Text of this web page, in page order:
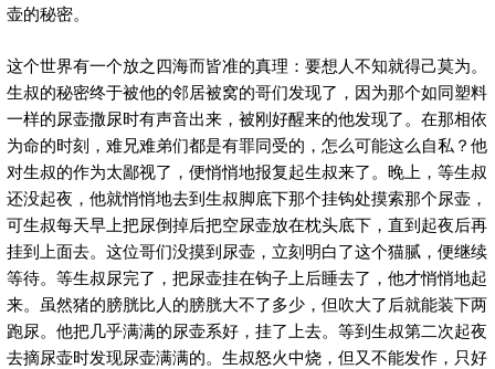
壶的秘密。
这个世界有一个放之四海而皆准的真理：要想人不知就得己莫为。
生叔的秘密终于被他的邻居被窝的哥们发现了，因为那个如同塑料
一样的尿壶撒尿时有声音出来，被刚好醒来的他发现了。在那相依
为命的时刻，难兄难弟们都是有罪同受的，怎么可能这么自私？他
对生叔的作为太鄙视了，便悄悄地报复起生叔来了。晚上，等生叔
还没起夜，他就悄悄地去到生叔脚底下那个挂钩处摸索那个尿壶，
可生叔每天早上把尿倒掉后把空尿壶放在枕头底下，直到起夜后再
挂到上面去。这位哥们没摸到尿壶，立刻明白了这个猫腻，便继续
等待。等生叔尿完了，把尿壶挂在钩子上后睡去了，他才悄悄地起
来。虽然猪的膀胱比人的膀胱大不了多少，但吹大了后就能装下两
跑尿。他把几乎满满的尿壶系好，挂了上去。等到生叔第二次起夜
去摘尿壶时发现尿壶满满的。生叔怒火中烧，但又不能发作，只好